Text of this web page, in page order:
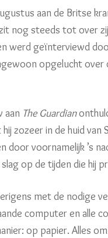
aan de Britse
nog steeds tot over
werd geïnterviewd
opgelucht
aan The Guardian
zozeer in de huid
door voornamelijk ’s
op de tijden die hij
met de nodige
computer en alle
op papier. Alles